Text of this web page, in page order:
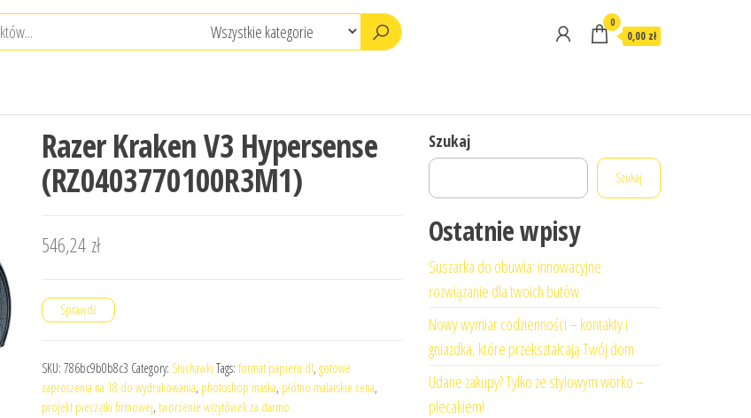
0
0,00 zł
Razer Kraken V3 Hypersense
(RZ0403770100R3M1)
546,24 zł
Sprawdź
SKU: 786bc9b0b8c3 Category: Słuchawki Tags: format papieru dl, gotowe
zaproszenia na 18 do wydrukowania, photoshop maska, płótno malarskie cena,
projekt pieczątki firmowej, tworzenie wizytówek za darmo
Szukaj
Szukaj
Ostatnie wpisy
Suszarka do obuwia: innowacyjne
rozwiązanie dla twoich butów
Nowy wymiar codzienności – kontakty i
gniazdka, które przekształcają Twój dom
Udane zakupy? Tylko ze stylowym worko –
plecakiem!